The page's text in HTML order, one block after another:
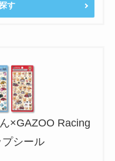
す
×GAZOO Racing
シール